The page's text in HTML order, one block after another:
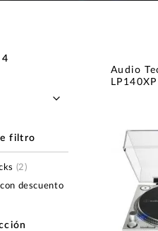
4
filtro
(2)
descuento
Audio